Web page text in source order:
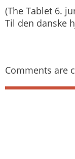
(The Tablet 6.
Til den danske
Comments are